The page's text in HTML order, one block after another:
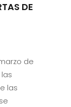
DE
de
las